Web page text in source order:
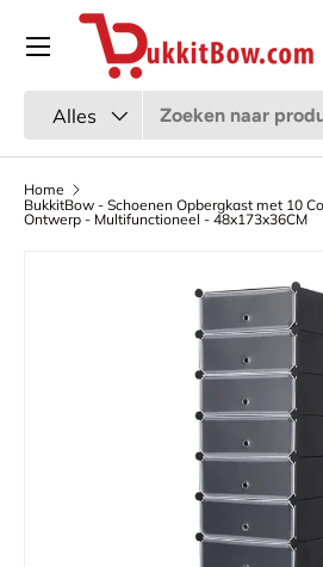
Ga naar inhoud
Alles
Menu
Home
BukkitBow - Schoenen Opbergkast met 10
Ontwerp - Multifunctioneel - 48x173x36CM